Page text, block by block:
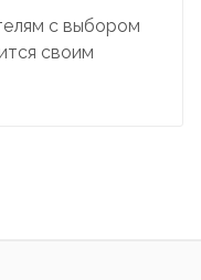
с выбором
своим